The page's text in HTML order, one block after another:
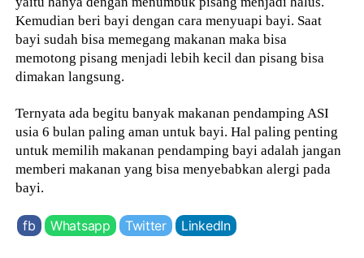
Kemudian beri bayi dengan cara menyuapi bayi. Saat
bayi sudah bisa memegang makanan maka bisa
memotong pisang menjadi lebih kecil dan pisang bisa
dimakan langsung.
Ternyata ada begitu banyak makanan pendamping ASI
usia 6 bulan paling aman untuk bayi. Hal paling penting
untuk memilih makanan pendamping bayi adalah jangan
memberi makanan yang bisa menyebabkan alergi pada
bayi.
fb Whatsapp Twitter LinkedIn